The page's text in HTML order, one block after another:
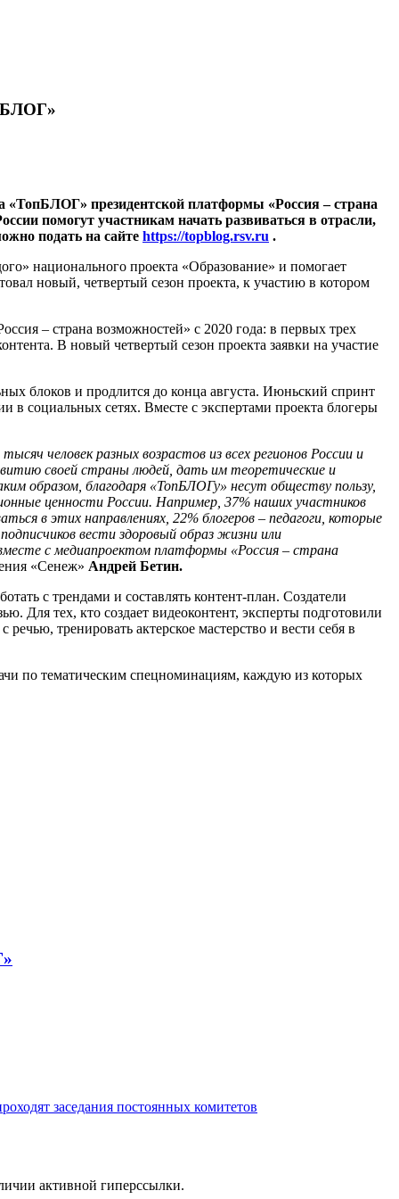
«ТопБЛОГ» президентской платформы «Россия – страна
помогут участникам начать развиваться в отрасли,
подать на сайте https://topblog.rsv.ru .
национального проекта «Образование» и помогает
новый, четвертый сезон проекта, к участию в котором
– страна возможностей» с 2020 года: в первых трех
В новый четвертый сезон проекта заявки на участие
блоков и продлится до конца августа. Июньский спринт
в социальных сетях. Вместе с экспертами проекта блогеры
человек разных возрастов из всех регионов России и
своей страны людей, дать им теоретические и
образом, благодаря «ТопБЛОГу» несут обществу пользу,
ценности России. Например, 37% наших участников
в этих направлениях, 22% блогеров – педагоги, которые
вести здоровый образ жизни или
с медиапроектом платформы «Россия – страна
«Сенеж» Андрей Бетин.
с трендами и составлять контент-план. Создатели
Для тех, кто создает видеоконтент, эксперты подготовили
тренировать актерское мастерство и вести себя в
по тематическим спецноминациям, каждую из которых
заседания постоянных комитетов
активной гиперссылки.